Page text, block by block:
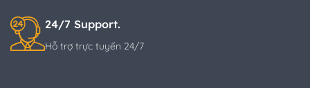
24/7 Support.
Hỗ trợ trực tuyến 24/7